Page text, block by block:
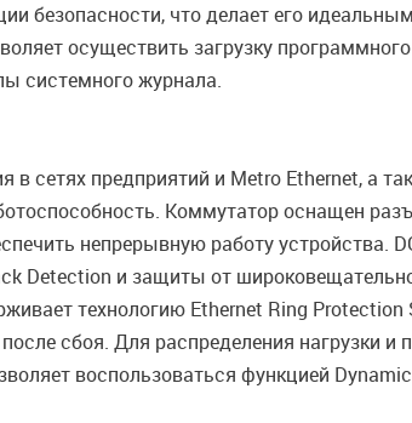
безопасности, что делает его
осуществить загрузку
системного журнала.
сетях предприятий и Metro Ethernet, а
Коммутатор оснащен
непрерывную работу устройства.
Detection и защиты от
технологию Ethernet Ring
сбоя. Для распределения нагрузки и
воспользоваться функцией